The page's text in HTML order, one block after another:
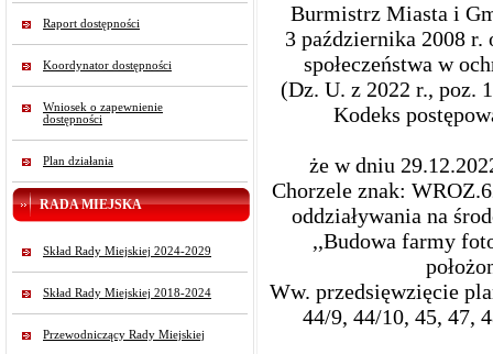
Raport dostępności
Koordynator dostępności
Wniosek o zapewnienie
dostępności
Plan działania
RADA MIEJSKA
Skład Rady Miejskiej 2024-2029
Skład Rady Miejskiej 2018-2024
Przewodniczący Rady Miejskiej
Burmistrz Miasta i
3 października 2008
społeczeństwa w
(Dz. U. z 2022 r., poz.
Kodeks
że w dniu
Chorzele znak:
oddziaływania na
,,Budowa farmy
Ww. przedsięwzięcie
44/9, 44/10, 45, 47,